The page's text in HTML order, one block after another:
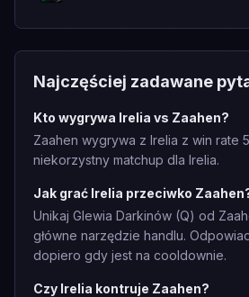
Najczęściej zadawane
Kto wygrywa Irelia vs Zaahen?
Zaahen wygrywa z Irelia z win rate
niekorzystny matchup dla Irelia.
Jak grać Irelia przeciwko
Unikaj Glewia Darkinów (Q) od
główne narzędzie handlu.
dopiero gdy jest na cooldownie.
Czy Irelia kontruje Zaahen?